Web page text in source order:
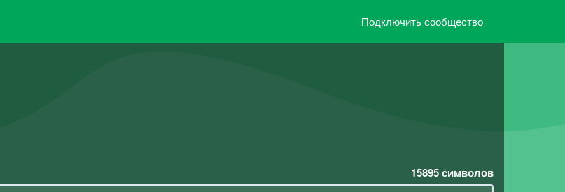
Подключить сообщество
15895символов